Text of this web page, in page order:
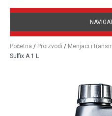
Početna / Proizvodi / Menjaci i
Suffix A 1 L